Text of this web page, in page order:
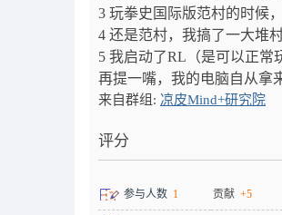
3 玩拳史国际版范村的时候
4 还是范村，我搞了一大堆
5 我启动了RL（是可以正常
再提一嘴，我的电脑自从拿
来自群组: 凉皮Mind+研究院
评分
参与人数 1 贡献 +5